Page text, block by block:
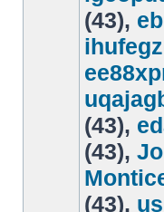
(43),
(43),
(43),
(43),